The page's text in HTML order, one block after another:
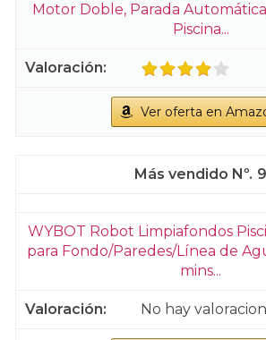
Motor Doble, Parada
Piscina...
Ver oferta en
9
WYBOT Robot Limpiafondos
para Fondo/Paredes/Línea de
mins...
No hay